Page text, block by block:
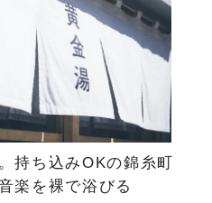
持ち込みOKの錦糸町
楽を裸で浴びる